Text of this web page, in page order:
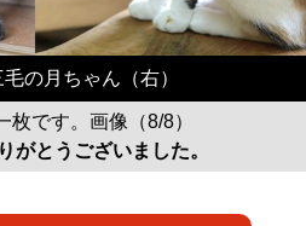
の月ちゃん（右）
枚です。画像（8/8）
がとうございました。